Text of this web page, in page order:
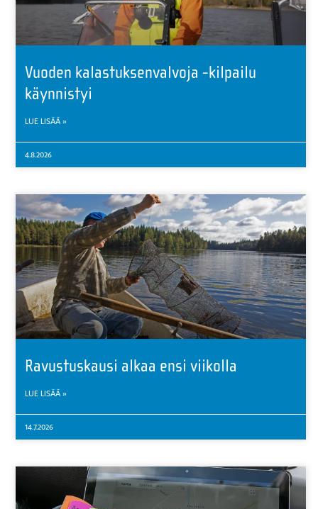
Vuoden kalastuksenvalvoja -kilpailu
käynnistyi
LUE LISÄÄ »
4.8.2026
Ravustuskausi alkaa ensi viikolla
LUE LISÄÄ »
14.7.2026